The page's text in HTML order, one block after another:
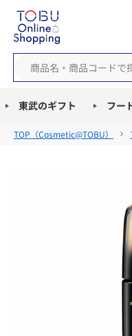
東武のギフト フー
TOP（Cosmetic@TOBU）